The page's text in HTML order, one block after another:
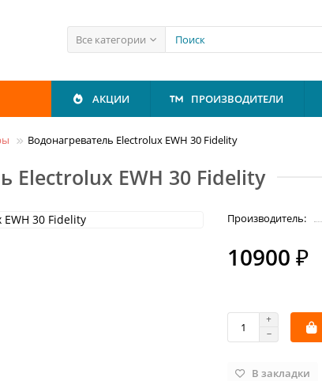
Все категории
АКЦИИ ПРОИЗВОДИТЕЛИ
Водонагреватель Electrolux EWH 30 Fidelity
Electrolux EWH 30 Fidelity
Производитель:
10900 ₽
В закладки